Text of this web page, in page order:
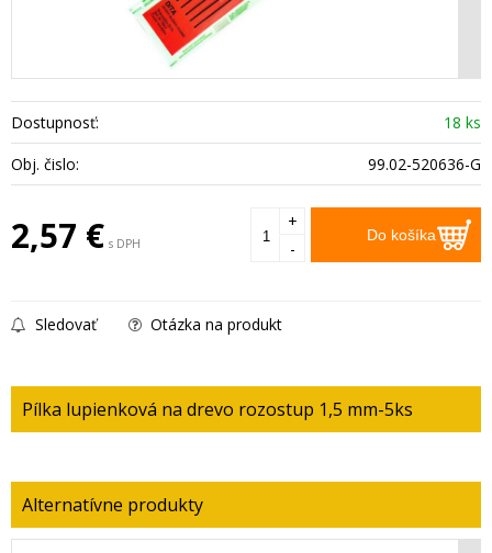
Dostupnosť:
18 ks
Obj. čislo:
99.02-520636-G
2,57 € s DPH Do košíka
+
-
Sledovať Otázka na produkt
Pílka lupienková na drevo rozostup 1,5 mm-5ks